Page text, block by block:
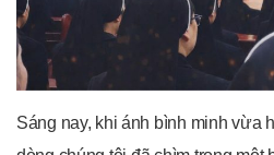
Sáng nay, khi ánh bình minh vừa